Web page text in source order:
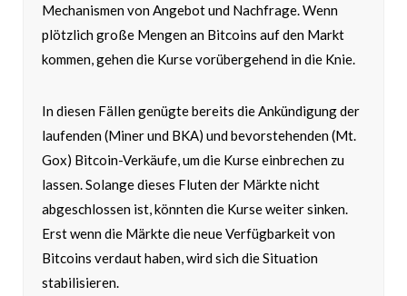
Mechanismen von Angebot und Nachfrage. Wenn
plötzlich große Mengen an Bitcoins auf den Markt
kommen, gehen die Kurse vorübergehend in die Knie.
In diesen Fällen genügte bereits die Ankündigung der
laufenden (Miner und BKA) und bevorstehenden (Mt.
Gox) Bitcoin-Verkäufe, um die Kurse einbrechen zu
lassen. Solange dieses Fluten der Märkte nicht
abgeschlossen ist, könnten die Kurse weiter sinken.
Erst wenn die Märkte die neue Verfügbarkeit von
Bitcoins verdaut haben, wird sich die Situation
stabilisieren.